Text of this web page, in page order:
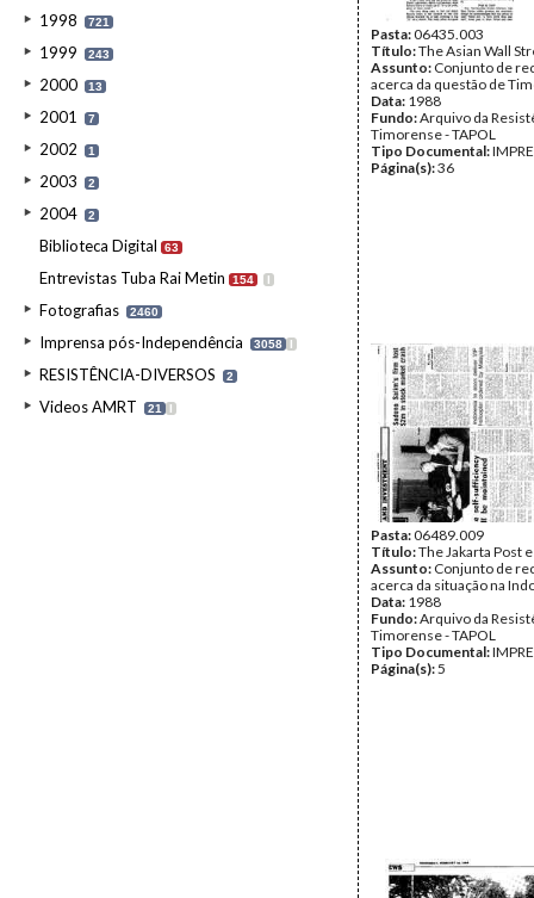
1998 721
1999 243
2000 13
2001 7
2002 1
2003 2
2004 2
Biblioteca Digital 63
Entrevistas Tuba Rai Metin 154 I
Fotografias 2460
Imprensa pós-Independência 3058 I
RESISTÊNCIA-DIVERSOS 2
Videos AMRT 21 I
Pasta:06435.003
Título:The Asian Wall
Assunto: Conjunto de
acerca da questão de
Data: 1988
Fundo:Arquivo da
Timorense - TAPOL
Tipo Documental:
Página(s):36
Pasta:06489.009
Título:The Jakarta Post
Assunto: Conjunto de
acerca da situação na
Data: 1988
Fundo:Arquivo da
Timorense - TAPOL
Tipo Documental:
Página(s):5